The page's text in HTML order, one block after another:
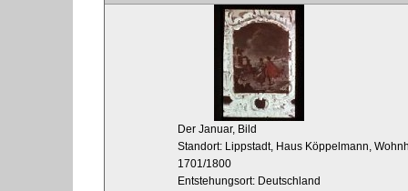
Der Januar, Bild
Standort: Lippstadt, Haus Köppelmann,
1701/1800
Entstehungsort: Deutschland